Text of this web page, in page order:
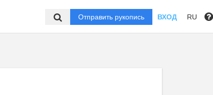
Отправить рукопись ВХОД RU